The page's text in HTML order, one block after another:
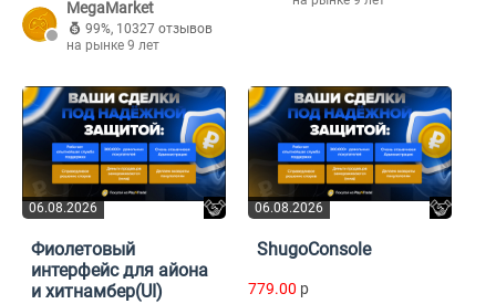
MegaMarket
99%, 10327 отзывов
на рынке 9 лет
06.08.2026
Фиолетовый
интерфейс для айона
и хитнамбер(UI)
06.08.2026
ShugoConsole
779.00 p